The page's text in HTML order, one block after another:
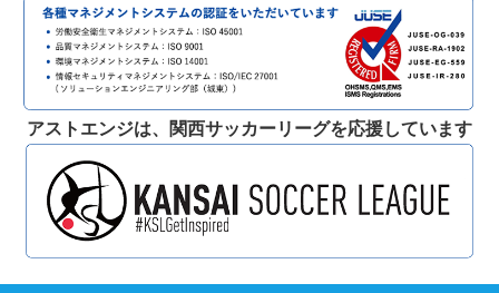
アストエンジは、関西サッカーリーグを応援しています